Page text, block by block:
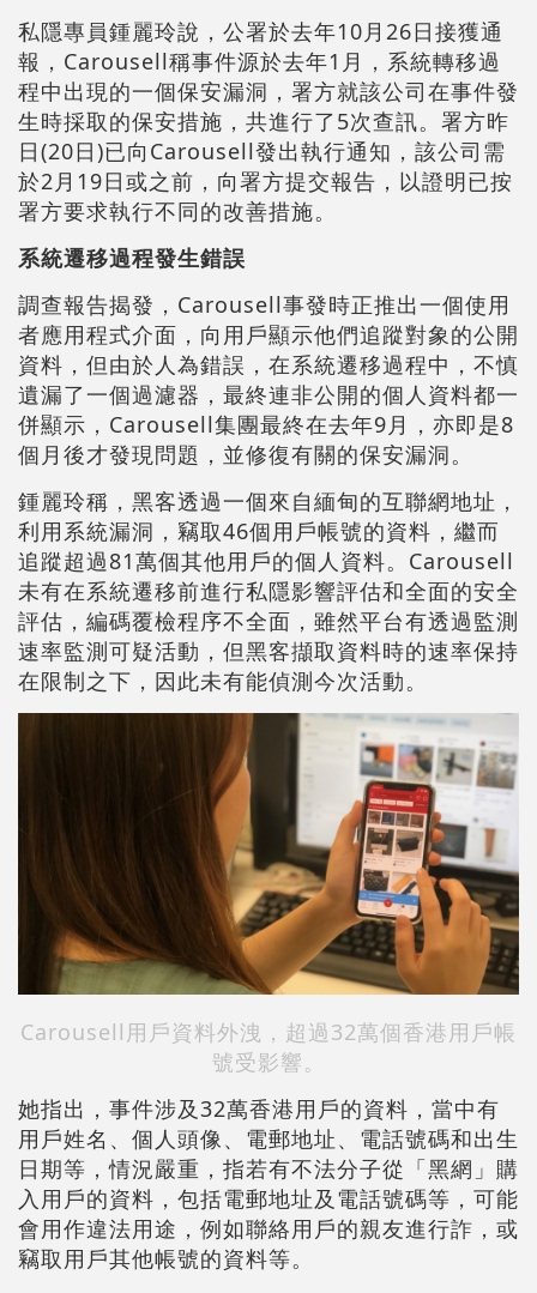
私隱專員鍾麗玲說，公署於去年10月26日接獲通
報，Carousell稱事件源於去年1月，系統轉移過
程中出現的一個保安漏洞，署方就該公司在事件發
生時採取的保安措施，共進行了5次查訊。署方昨
日(20日)已向Carousell發出執行通知，該公司需
於2月19日或之前，向署方提交報告，以證明已按
署方要求執行不同的改善措施。
系統遷移過程發生錯誤
調查報告揭發，Carousell事發時正推出一個使用
者應用程式介面，向用戶顯示他們追蹤對象的公開
資料，但由於人為錯誤，在系統遷移過程中，不慎
遺漏了一個過濾器，最終連非公開的個人資料都一
併顯示，Carousell集團最終在去年9月，亦即是8
個月後才發現問題，並修復有關的保安漏洞。
鍾麗玲稱，黑客透過一個來自緬甸的互聯網地址，
利用系統漏洞，竊取46個用戶帳號的資料，繼而
追蹤超過81萬個其他用戶的個人資料。Carousell
未有在系統遷移前進行私隱影響評估和全面的安全
評估，編碼覆檢程序不全面，雖然平台有透過監測
速率監測可疑活動，但黑客擷取資料時的速率保持
在限制之下，因此未有能偵測今次活動。
Carousell用戶資料外洩，超過32萬個香港用戶帳
號受影響。
她指出，事件涉及32萬香港用戶的資料，當中有
用戶姓名、個人頭像、電郵地址、電話號碼和出生
日期等，情況嚴重，指若有不法分子從「黑網」購
入用戶的資料，包括電郵地址及電話號碼等，可能
會用作違法用途，例如聯絡用戶的親友進行詐，或
竊取用戶其他帳號的資料等。